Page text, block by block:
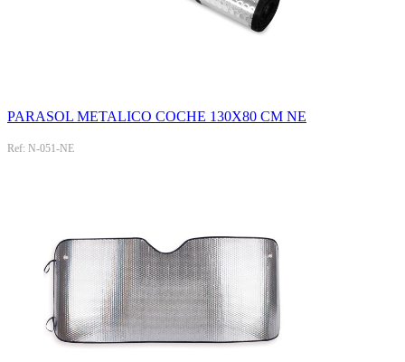
PARASOL METALICO COCHE 130X80 CM NE
Ref: N-051-NE